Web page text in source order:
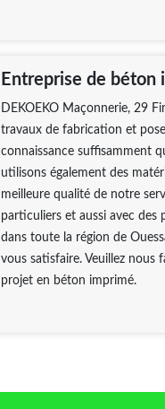
Entreprise de béton
DEKOEKO Maçonnerie, 29
travaux de fabrication et
connaissance suffisamment
utilisons également des
meilleure qualité de notre
particuliers et aussi avec des
dans toute la région de
vous satisfaire. Veuillez nous
projet en béton imprimé.